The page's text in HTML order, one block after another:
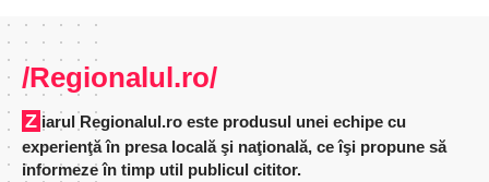
/Regionalul.ro/
Ziarul Regionalul.ro este produsul unei echipe cu
experienţă în presa locală şi naţională, ce îşi propune să
informeze în timp util publicul cititor.